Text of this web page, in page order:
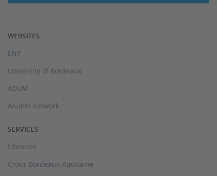
WEBSITES
ENT
University of Bordeaux
ADUM
Alumni network
SERVICES
Libraries
Crous Bordeaux-Aquitaine